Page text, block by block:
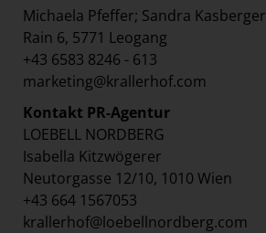
Michaela Pfeffer; Sandra Kasberger
Rain 6, 5771 Leogang
+43 6583 8246 - 613
marketing@krallerhof.com
Kontakt PR-Agentur
LOEBELL NORDBERG
Isabella Kitzwögerer
Neutorgasse 12/10, 1010 Wien
+43 664 1567053
krallerhof@loebellnordberg.com